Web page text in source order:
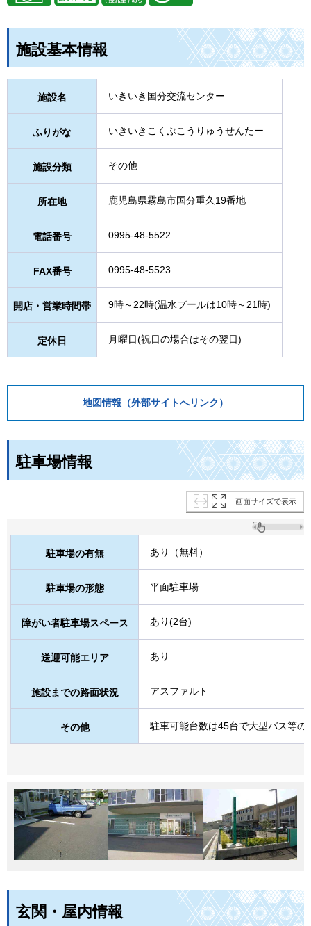
施設基本情報
施設名 いきいき国分交流センター
ふりがな いきいきこくぶこうりゅうせんたー
施設分類 その他
所在地 鹿児島県霧島市国分重久19番地
電話番号 0995-48-5522
FAX番号 0995-48-5523
開店・営業時間帯 9時～22時(温水プールは10時～21時)
定休日 月曜日(祝日の場合はその翌日)
地図情報（外部サイトへリンク）
駐車場情報
画面サイズで表示
駐車場の有無 あり（無料）
駐車場の形態 平面駐車場
障がい者駐車場スペース あり(2台)
送迎可能エリア あり
施設までの路面状況 アスファルト
その他 駐車可能台数は45台で大型バス等
玄関・屋内情報